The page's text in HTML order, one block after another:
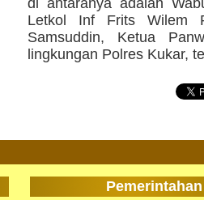
di antaranya adalah
Letkol Inf Frits Wilem
Samsuddin, Ketua
lingkungan Polres Kukar,
Pemerintahan